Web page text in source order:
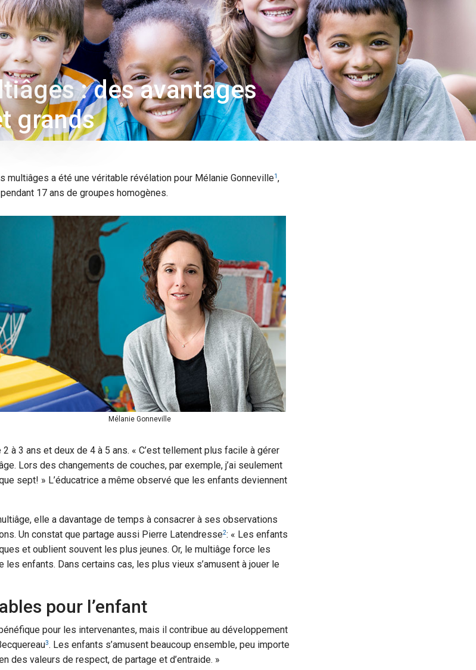
: des avantages
grands
multiâges a été une véritable révélation pour Mélanie Gonneville1,
17 ans de groupes homogènes.
Mélanie Gonneville
à 3 ans et deux de 4 à 5 ans. « C’est tellement plus facile à gérer
Lors des changements de couches, par exemple, j’ai seulement
sept! » L’éducatrice a même observé que les enfants deviennent
elle a davantage de temps à consacrer à ses observations
Un constat que partage aussi Pierre Latendresse2: « Les enfants
et oublient souvent les plus jeunes. Or, le multiâge force les
enfants. Dans certains cas, les plus vieux s’amusent à jouer le
pour l’enfant
pour les intervenantes, mais il contribue au développement
3. Les enfants s’amusent beaucoup ensemble, peu importe
des valeurs de respect, de partage et d’entraide. »